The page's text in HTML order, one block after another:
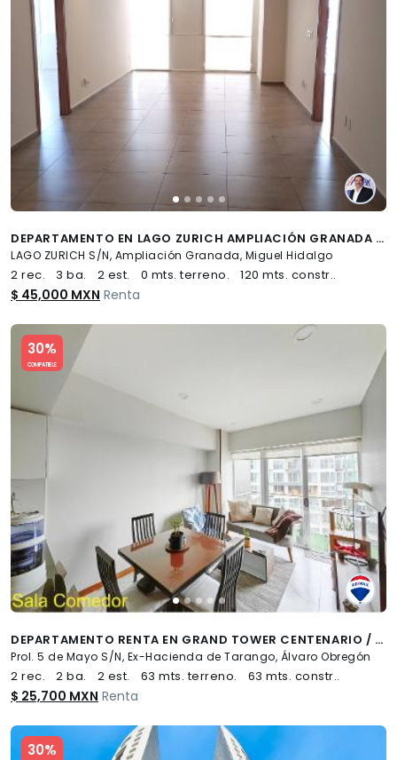
DEPARTAMENTO EN LAGO ZURICH AMPLIACIÓN GRANADA MIGUEL HIDALGO CDMX - (34)
LAGO ZURICH S/N, Ampliación Granada, Miguel Hidalgo
2 rec. 3 ba. 2 est. 0 mts. terreno. 120 mts. constr..
$ 45,000 MXN Renta
30%
COMPATIBLE
Slide 1 of 5
DEPARTAMENTO RENTA EN GRAND TOWER CENTENARIO / 63M2 CON BALCÓN - (34)
Prol. 5 de Mayo S/N, Ex-Hacienda de Tarango, Álvaro Obregón
2 rec. 2 ba. 2 est. 63 mts. terreno. 63 mts. constr..
$ 25,700 MXN Renta
30%
Slide 1 of 5